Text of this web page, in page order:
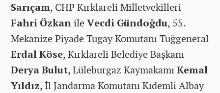
Sarıçam, CHP Kırklareli Milletvekilleri
Fahri Özkanile Vecdi Gündoğdu, 55.
Mekanize Piyade Tugay Komutanı Tuğgeneral
Erdal Köse, Kırklareli Belediye Başkanı
Derya Bulut, Lüleburgaz KaymakamıKemal
Yıldız, İl Jandarma Komutanı Kıdemli Albay